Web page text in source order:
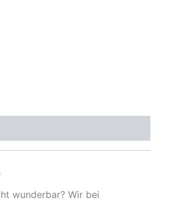
wunderbar? Wir bei